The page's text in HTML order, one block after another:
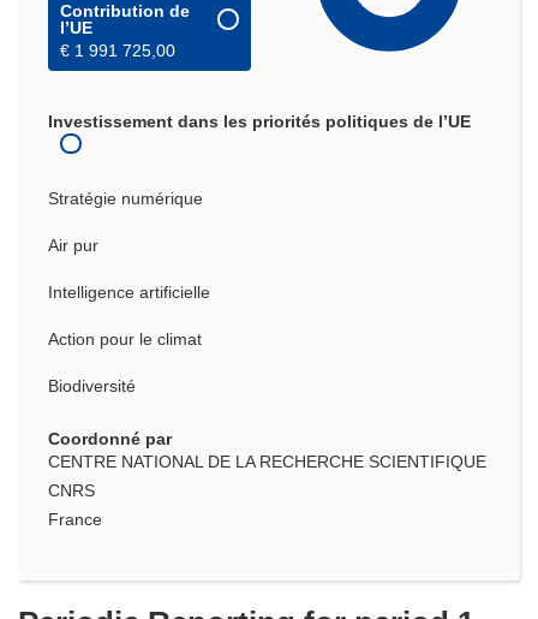
Contribution de
l’UE
€ 1 991 725,00
Investissement dans les priorités politiques de l’UE
Stratégie numérique
Air pur
Intelligence artificielle
Action pour le climat
Biodiversité
Coordonné par
CENTRE NATIONAL DE LA RECHERCHE SCIENTIFIQUE
CNRS
France